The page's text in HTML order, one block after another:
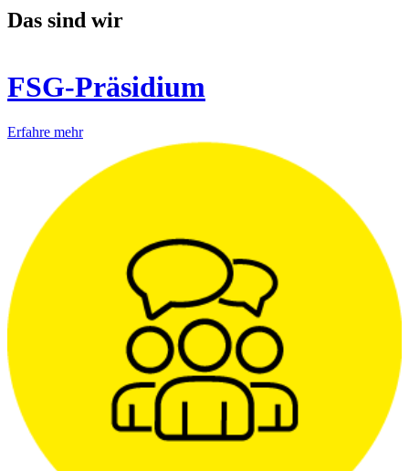
Das sind wir
FSG-Präsidium
Erfahre mehr